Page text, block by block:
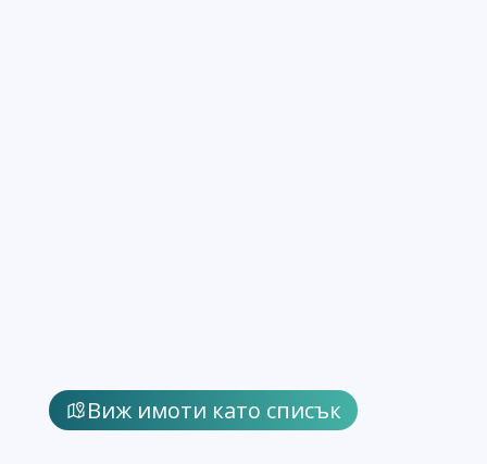
Виж имоти като списък